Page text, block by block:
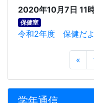
2020年10月7日 11
保健室
令和2年度 保健だ
«
学年通信